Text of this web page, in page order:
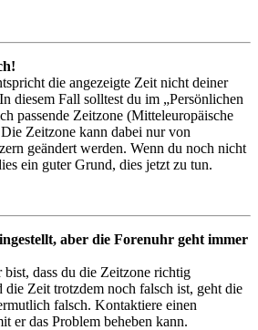
die angezeigte Zeit nicht deiner
diesem Fall solltest du im „Persönlichen
passende Zeitzone (Mitteleuropäische
Zeitzone kann dabei nur von
geändert werden. Wenn du noch nicht
ein guter Grund, dies jetzt zu tun.
aber die Forenuhr geht immer
bist, dass du die Zeitzone richtig
die Zeit trotzdem noch falsch ist, geht die
falsch. Kontaktiere einen
er das Problem beheben kann.